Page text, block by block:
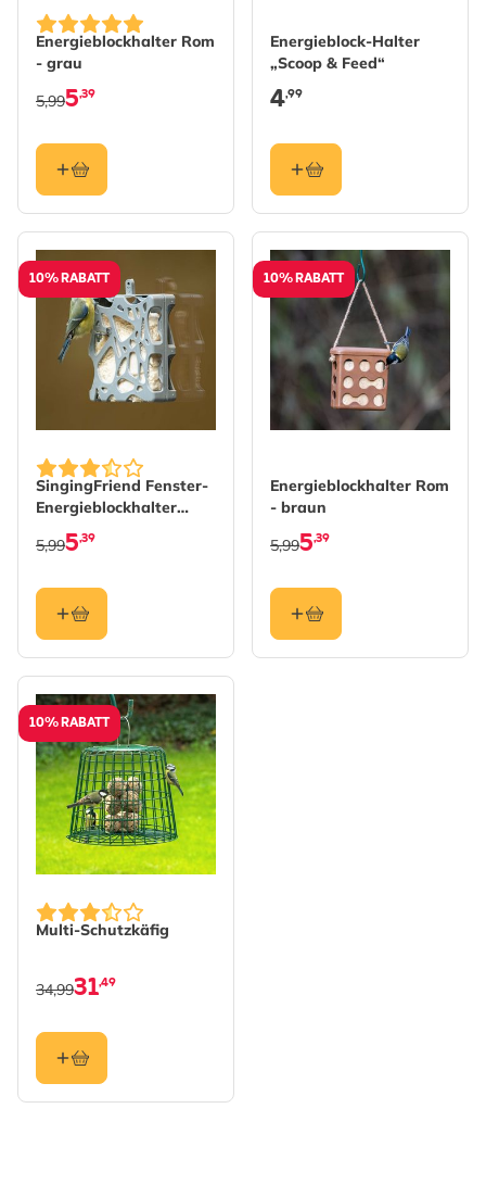
Energieblockhalter Rom
- grau
5,39
5,99
Energieblock-Halter
„Scoop & Feed“
4,99
10% RABATT
SingingFriend Fenster-
Energieblockhalter
„Anna“
5,39
5,99
10% RABATT
Energieblockhalter Rom
- braun
5,39
5,99
10% RABATT
Multi-Schutzkäfig
31,49
34,99